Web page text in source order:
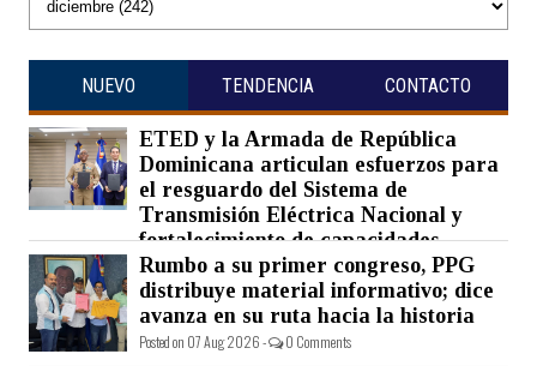
NUEVO TENDENCIA CONTACTO
ETED y la Armada de República
Dominicana articulan esfuerzos para
el resguardo del Sistema de
Transmisión Eléctrica Nacional y
fortalecimiento de capacidades.
Posted on 07 Aug 2026 - 0 Comments
Rumbo a su primer congreso, PPG
distribuye material informativo; dice
avanza en su ruta hacia la historia
Posted on 07 Aug 2026 - 0 Comments